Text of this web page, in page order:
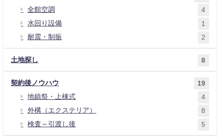
全館空調
4
水回り設備
1
耐震・制振
2
土地探し 8
契約後ノウハウ
19
地鎮祭・上棟式
4
外構（エクステリア）
8
検査～引渡し後
5